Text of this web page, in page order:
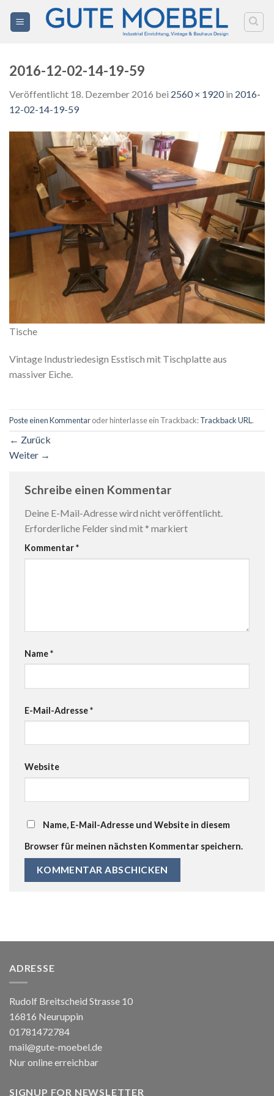
Inhalt
2016-12-02-14-19-59
Veröffentlicht 18. Dezember 2016 bei 2560 × 1920in 2016-
12-02-14-19-59
Tische
Vintage Industriedesign Esstisch mit Tischplatte aus
massiver Eiche.
Poste einen Kommentaroder hinterlasse ein Trackback:Trackback URL .
← Zurück
Weiter →
Schreibe einen Kommentar
Deine E-Mail-Adresse wird nicht veröffentlicht.
Erforderliche Felder sind mit * markiert
Kommentar*
Name*
E-Mail-Adresse*
Website
Name, E-Mail-Adresse und Website in diesem
Browser für meinen nächsten Kommentar speichern.
ADRESSE
Rudolf Breitscheid Strasse 10
16816 Neuruppin
01781472784
mail@gute-moebel.de
Nur online erreichbar
SIGNUP FOR NEWSLETTER